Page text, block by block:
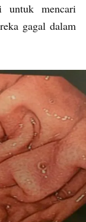
untuk mencari
gagal dalam